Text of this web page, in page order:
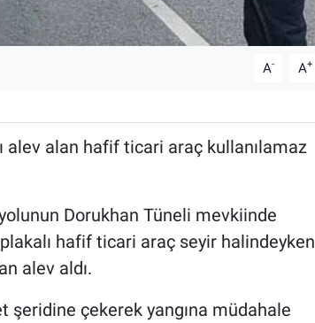
A- A+
alev alan hafif ticari araç kullanılamaz
Dorukhan Tüneli mevkiinde
hafif ticari araç seyir halindeyken
alev aldı.
şeridine çekerek yangına müdahale